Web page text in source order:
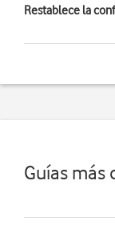
Restablece la
Guías más